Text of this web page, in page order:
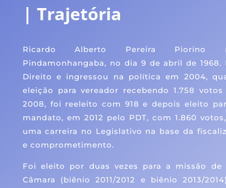
| Trajetória
Ricardo Alberto Pereira Piorino
Pindamonhangaba, no dia 9 de abril de
Direito e ingressou na política em 2004,
eleição para vereador recebendo 1.758
2008, foi reeleito com 918 e depois eleito
mandato, em 2012 pelo PDT, com 1.860
uma carreira no Legislativo na base da
e comprometimento.
Foi eleito por duas vezes para a missão de
Câmara (biênio 2011/2012 e biênio 2013/